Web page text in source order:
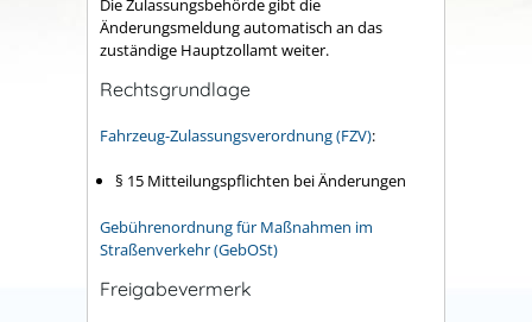
Änderungsmeldung automatisch an das
zuständige Hauptzollamt weiter.
Rechtsgrundlage
Fahrzeug-Zulassungsverordnung (FZV):
§ 15 Mitteilungspflichten bei Änderungen
Gebührenordnung für Maßnahmen im
Straßenverkehr (GebOSt)
Freigabevermerk